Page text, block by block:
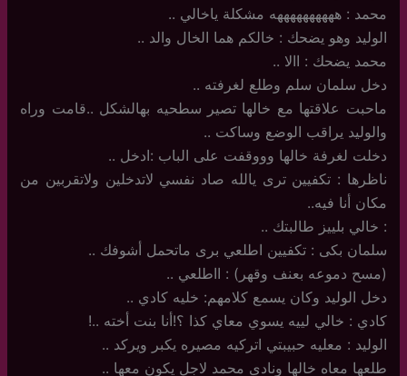
محمد : ههههههههههه مشكلة ياخالي ..
الوليد وهو يضحك : خالكم هما الخال والد ..
محمد يضحك : االا ..
دخل سلمان سلم وطلع لغرفته ..
ماحبت علاقتها مع خالها تصير سطحيه بهالشكل ..قامت وراه
والوليد يراقب الوضع وساكت ..
دخلت لغرفة خالها وووقفت على الباب :ادخل ..
ناظرها : تكفيين ترى يالله صاد نفسي لاتدخلين ولاتقربين من
مكان أنا فيه..
: خالي بلييز طالبتك ..
سلمان بكى : تكفيين اطلعي برى ماتحمل أشوفك ..
(مسح دموعه بعنف وقهر) : ااطلعي ..
دخل الوليد وكان يسمع كلامهم: خليه كادي ..
كادي : خالي لييه يسوي معاي كذا ؟!أنا بنت أخته ..!
الوليد : معليه حبيبتي اتركيه مصيره يكبر ويركد ..
طلعها معاه خالها ونادى محمد لاجل يكون معها ..